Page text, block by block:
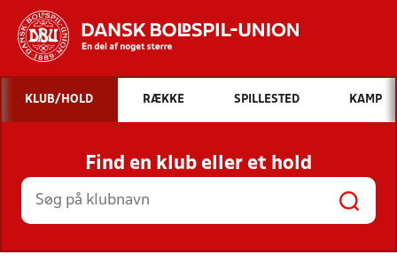
Hvad vil du søge efter?
INDHOLD OG NYHEDER
STILLINGER, RESULTATER, KLUBBER OG
HOLD
KLUB/HOLD RÆKKE SPILLESTED KAMP
Find en klub eller et hold